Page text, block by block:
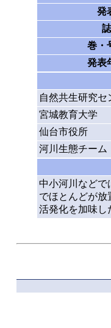
発
巻・
発表
自然共生研究セ
宮城教育大学
仙台市役所
河川生態チーム
中小河川などで
でほとんどが
活発化を加味し